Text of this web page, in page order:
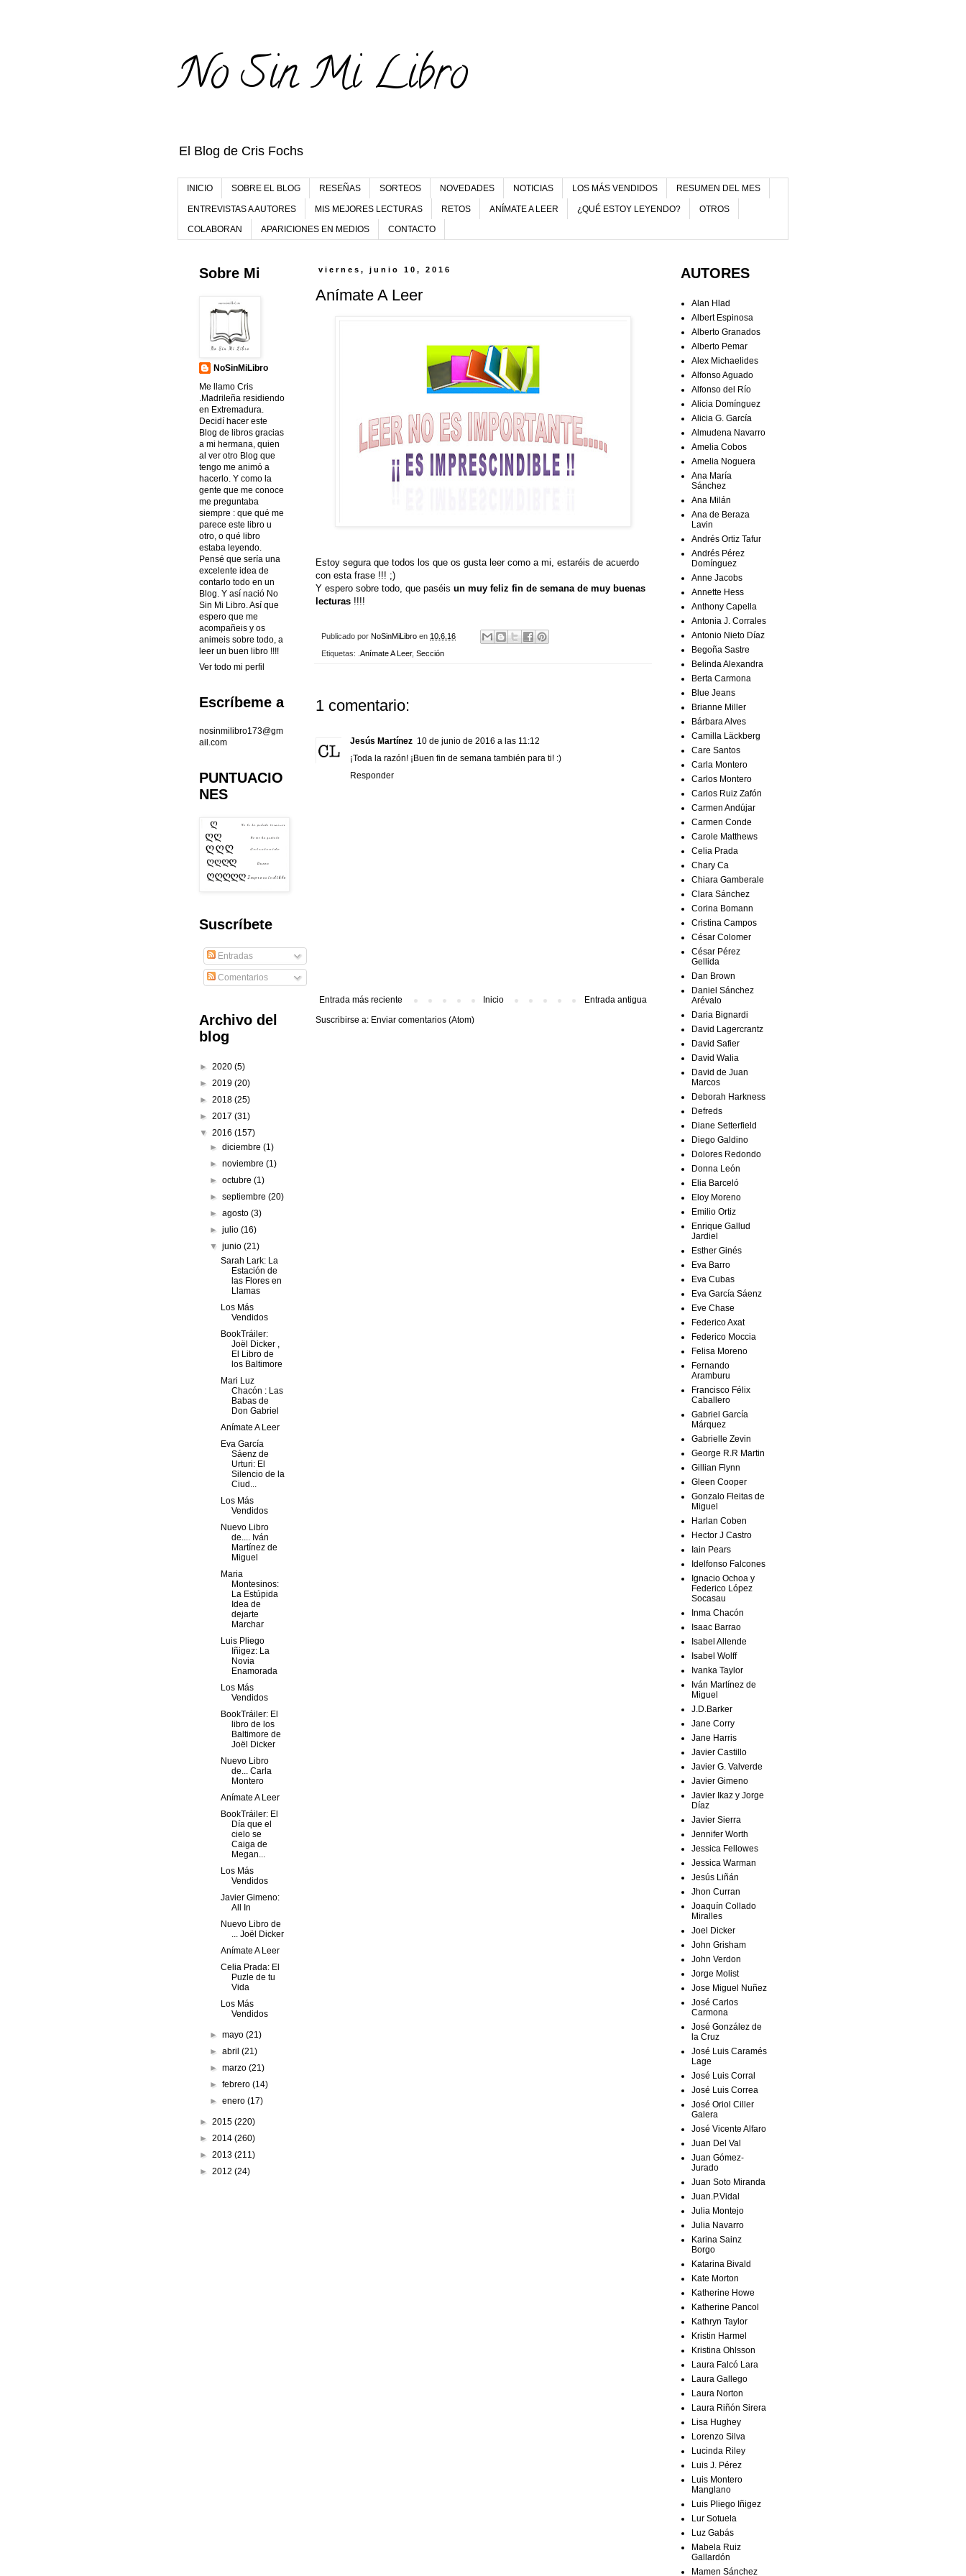
No Sin Mi Libro
El Blog de Cris Fochs
INICIO SOBRE EL BLOG RESEÑAS SORTEOS NOVEDADES NOTICIAS LOS MÁS VENDIDOS RESUMEN DEL MES
ENTREVISTAS A AUTORES MIS MEJORES LECTURAS RETOS ANÍMATE A LEER ¿QUÉ ESTOY LEYENDO? OTROS
COLABORAN APARICIONES EN MEDIOS CONTACTO
viernes, junio 10, 2016
Anímate A Leer
Estoy segura que todos los que os gusta leer como a mi, estaréis de acuerdo
con esta frase !!! ;)
Y espero sobre todo, que paséis un muy feliz fin de semana de muy buenas
lecturas !!!!
Publicado por NoSinMiLibro en 10.6.16
Etiquetas: .Anímate A Leer, Sección
1 comentario:
Jesús Martínez 10 de junio de 2016 a las 11:12
¡Toda la razón! ¡Buen fin de semana también para ti! :)
Responder
Entrada más reciente Entrada antigua
Inicio
Suscribirse a: Enviar comentarios (Atom)
Sobre Mi
NoSinMiLibro
Me llamo Cris
.Madrileña residiendo
en Extremadura.
Decidí hacer este
Blog de libros gracias
a mi hermana, quien
al ver otro Blog que
tengo me animó a
hacerlo. Y como la
gente que me conoce
me preguntaba
siempre : que qué me
parece este libro u
otro, o qué libro
estaba leyendo.
Pensé que sería una
excelente idea de
contarlo todo en un
Blog. Y así nació No
Sin Mi Libro. Así que
espero que me
acompañeis y os
animeis sobre todo, a
leer un buen libro !!!!
Ver todo mi perfil
Escríbeme a
nosinmilibro173@gm
ail.com
PUNTUACIO
NES
Suscríbete
Entradas
Comentarios
Archivo del
blog
► 2020 (5)
► 2019 (20)
► 2018 (25)
► 2017 (31)
▼ 2016 (157)
►diciembre(1)
►noviembre(1)
►octubre(1)
►septiembre(20)
►agosto(3)
►julio(16)
▼junio(21)
Sarah Lark: La
Estación de
las Flores en
Llamas
Los Más
Vendidos
BookTráiler:
Joël Dicker ,
El Libro de
los Baltimore
Mari Luz
Chacón : Las
Babas de
Don Gabriel
Anímate A Leer
Eva García
Sáenz de
Urturi: El
Silencio de la
Ciud...
Los Más
Vendidos
Nuevo Libro
de.... Iván
Martínez de
Miguel
Maria
Montesinos:
La Estúpida
Idea de
dejarte
Marchar
Luis Pliego
Iñigez: La
Novia
Enamorada
Los Más
Vendidos
BookTráiler: El
libro de los
Baltimore de
Joël Dicker
Nuevo Libro
de... Carla
Montero
Anímate A Leer
BookTráiler: El
Día que el
cielo se
Caiga de
Megan...
Los Más
Vendidos
Javier Gimeno:
All In
Nuevo Libro de
... Joël Dicker
Anímate A Leer
Celia Prada: El
Puzle de tu
Vida
Los Más
Vendidos
►mayo(21)
►abril(21)
►marzo(21)
►febrero(14)
►enero(17)
► 2015 (220)
► 2014 (260)
► 2013 (211)
► 2012 (24)
AUTORES
Alan Hlad
Albert Espinosa
Alberto Granados
Alberto Pemar
Alex Michaelides
Alfonso Aguado
Alfonso del Río
Alicia Domínguez
Alicia G. García
Almudena Navarro
Amelia Cobos
Amelia Noguera
Ana María
Sánchez
Ana Milán
Ana de Beraza
Lavin
Andrés Ortiz Tafur
Andrés Pérez
Domínguez
Anne Jacobs
Annette Hess
Anthony Capella
Antonia J. Corrales
Antonio Nieto Díaz
Begoña Sastre
Belinda Alexandra
Berta Carmona
Blue Jeans
Brianne Miller
Bárbara Alves
Camilla Läckberg
Care Santos
Carla Montero
Carlos Montero
Carlos Ruiz Zafón
Carmen Andújar
Carmen Conde
Carole Matthews
Celia Prada
Chary Ca
Chiara Gamberale
Clara Sánchez
Corina Bomann
Cristina Campos
César Colomer
César Pérez
Gellida
Dan Brown
Daniel Sánchez
Arévalo
Daria Bignardi
David Lagercrantz
David Safier
David Walia
David de Juan
Marcos
Deborah Harkness
Defreds
Diane Setterfield
Diego Galdino
Dolores Redondo
Donna León
Elia Barceló
Eloy Moreno
Emilio Ortiz
Enrique Gallud
Jardiel
Esther Ginés
Eva Barro
Eva Cubas
Eva García Sáenz
Eve Chase
Federico Axat
Federico Moccia
Felisa Moreno
Fernando
Aramburu
Francisco Félix
Caballero
Gabriel García
Márquez
Gabrielle Zevin
George R.R Martin
Gillian Flynn
Gleen Cooper
Gonzalo Fleitas de
Miguel
Harlan Coben
Hector J Castro
Iain Pears
Idelfonso Falcones
Ignacio Ochoa y
Federico López
Socasau
Inma Chacón
Isaac Barrao
Isabel Allende
Isabel Wolff
Ivanka Taylor
Iván Martínez de
Miguel
J.D.Barker
Jane Corry
Jane Harris
Javier Castillo
Javier G. Valverde
Javier Gimeno
Javier Ikaz y Jorge
Díaz
Javier Sierra
Jennifer Worth
Jessica Fellowes
Jessica Warman
Jesús Liñán
Jhon Curran
Joaquín Collado
Miralles
Joel Dicker
John Grisham
John Verdon
Jorge Molist
Jose Miguel Nuñez
José Carlos
Carmona
José González de
la Cruz
José Luis Caramés
Lage
José Luis Corral
José Luis Correa
José Oriol Ciller
Galera
José Vicente Alfaro
Juan Del Val
Juan Gómez-
Jurado
Juan Soto Miranda
Juan.P.Vidal
Julia Montejo
Julia Navarro
Karina Sainz
Borgo
Katarina Bivald
Kate Morton
Katherine Howe
Katherine Pancol
Kathryn Taylor
Kristin Harmel
Kristina Ohlsson
Laura Falcó Lara
Laura Gallego
Laura Norton
Laura Riñón Sirera
Lisa Hughey
Lorenzo Silva
Lucinda Riley
Luis J. Pérez
Luis Montero
Manglano
Luis Pliego Iñigez
Lur Sotuela
Luz Gabás
Mabela Ruiz
Gallardón
Mamen Sánchez